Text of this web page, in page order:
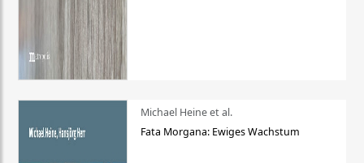
Michael Heine et al.
Fata Morgana: Ewiges Wachstum